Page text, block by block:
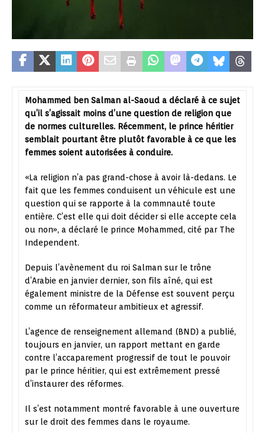
Mohammed ben Salman al-Saoud a déclaré à ce sujet
qu’il s’agissait moins d’une question de religion que
de normes culturelles. Récemment, le prince héritier
semblait pourtant être plutôt favorable à ce que les
femmes soient autorisées à conduire.
«La religion n’a pas grand-chose à avoir là-dedans. Le
fait que les femmes conduisent un véhicule est une
question qui se rapporte à la commnauté toute
entière. C’est elle qui doit décider si elle accepte cela
ou non», a déclaré le prince Mohammed, cité par The
Independent.
Depuis l’avènement du roi Salman sur le trône
d’Arabie en janvier dernier, son fils aîné, qui est
également ministre de la Défense est souvent perçu
comme un réformateur ambitieux et agressif.
L’agence de renseignement allemand (BND) a publié,
toujours en janvier, un rapport mettant en garde
contre l’accaparement progressif de tout le pouvoir
par le prince héritier, qui est extrêmement pressé
d’instaurer des réformes.
Il s’est notamment montré favorable à une ouverture
sur le droit des femmes dans le royaume.